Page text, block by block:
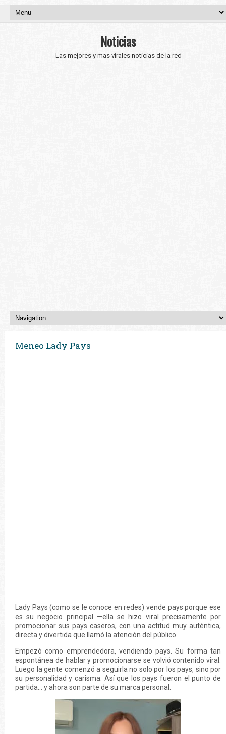
Noticias
Las mejores y mas virales noticias de la red
Meneo Lady Pays
Lady Pays (como se le conoce en redes) vende pays porque ese
es su negocio principal —ella se hizo viral precisamente por
promocionar sus pays caseros, con una actitud muy auténtica,
directa y divertida que llamó la atención del público.
Empezó como emprendedora, vendiendo pays. Su forma tan
espontánea de hablar y promocionarse se volvió contenido viral.
Luego la gente comenzó a seguirla no solo por los pays, sino por
su personalidad y carisma. Así que los pays fueron el punto de
partida… y ahora son parte de su marca personal.